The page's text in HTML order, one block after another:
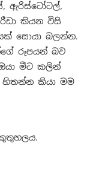
ඇරිස්ටෝටල්,
කියන විසි
සොයා බලන්න.
රූපයන් බව
මීට කලින්
හිතන්න කියා මම